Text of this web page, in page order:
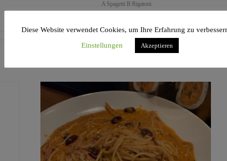
A Spagetti B Rigatoni
Diese Website verwendet Cookies, um Ihre Erfahrung zu
Einstellungen
Akzeptieren